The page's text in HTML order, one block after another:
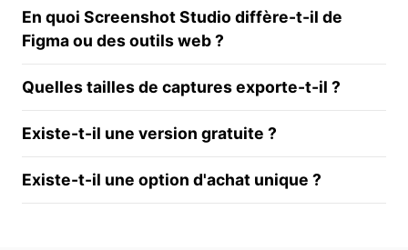
En quoi Screenshot Studio diffère-t-il de
Figma ou des outils web ?
Quelles tailles de captures exporte-t-il ?
Existe-t-il une version gratuite ?
Existe-t-il une option d'achat unique ?